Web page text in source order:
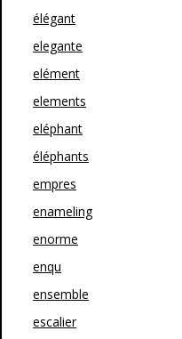
élégant
elegante
elément
elements
eléphant
éléphants
empres
enameling
enorme
enqu
ensemble
escalier